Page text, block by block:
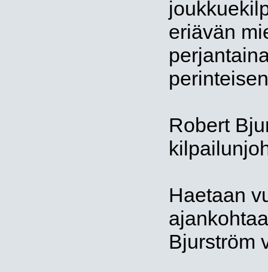
eriävän
Robert
Haetaan
Bjurström